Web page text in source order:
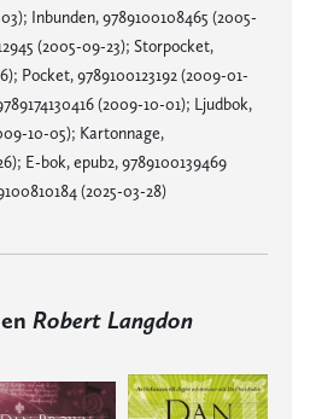
Inbunden, 9789100108465 (2005-
(2005-09-23); Storpocket,
Pocket, 9789100123192 (2009-01-
(2009-10-01); Ljudbok,
10-05); Kartonnage,
E-bok, epub2, 9789100139469
(2025-03-28)
Robert Langdon